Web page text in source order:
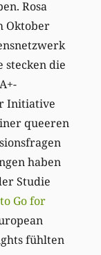
Rosa
Oktober
stecken die
+-
Initiative
queeren
haben
Studie
Go for
fühlten